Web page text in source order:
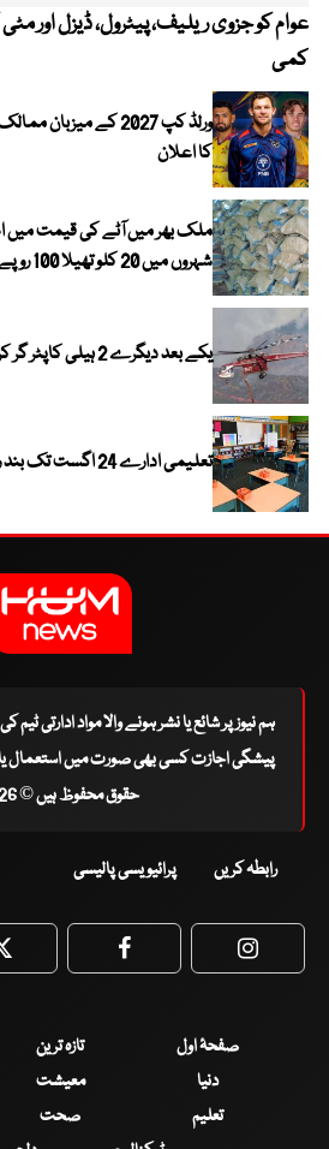
عوام کو جزوی ریلیف، پیٹرول، ڈیزل اور
کمی
ورلڈ کپ 2027 کے
کا اعلان
ملک بھر میں آٹے کی قیمت میں
شہروں میں 20 کلو تھیلا 100 روپے تک مہنگا
یکے بعد دیگرے 2 ہیلی کاپٹر گر کر تباہ؛ متعدد ہلاکتیں
تعلیمی ادارے 24 اگست تک بند رہیں گے، رانا سکندر حیات
ہم نیوز پر شائع یا نشر ہونے والا مواد ادارتی
پیشگی اجازت کسی بھی صورت میں استعمال یا
حقوق محفوظ ہیں © 2026
رابطہ کریں پرائیویسی پالیسی
Twitter Facebook
صفحۂ اول تازہ ترین
دنیا
معیشت
تعلیم
صحت